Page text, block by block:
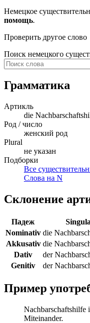
Немецкое
помощь.
Проверить другое слово
Поиск немецкого
Грамматика
Артикль
die
Род / число
женский род
Plural
не указан
Подборки
Все
Слова на N
Склонение
Падеж
Nominativ die
Akkusativ die
Dativ
der
Genitiv
der
Пример
Nachbarschaftshilfe
Miteinander.